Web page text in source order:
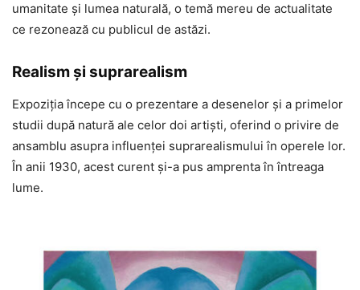
umanitate și lumea naturală, o temă mereu de actualitate
ce rezonează cu publicul de astăzi.
Realism și suprarealism
Expoziția începe cu o prezentare a desenelor și a primelor
studii după natură ale celor doi artiști, oferind o privire de
ansamblu asupra influenței suprarealismului în operele lor.
În anii 1930, acest curent și-a pus amprenta în întreaga
lume.